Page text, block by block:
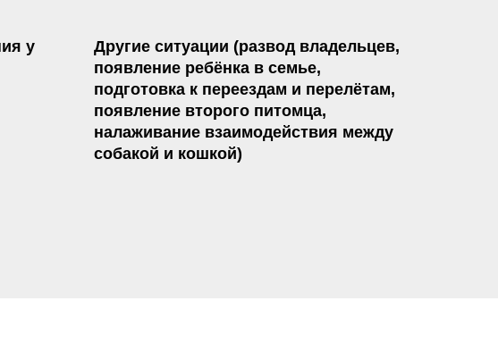
у
Другие ситуации (развод владельцев,
появление ребёнка в семье,
подготовка к переездам и перелётам,
появление второго питомца,
налаживание взаимодействия между
собакой и кошкой)